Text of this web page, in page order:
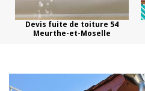
Devis fuite de toiture 54
Meurthe-et-Moselle